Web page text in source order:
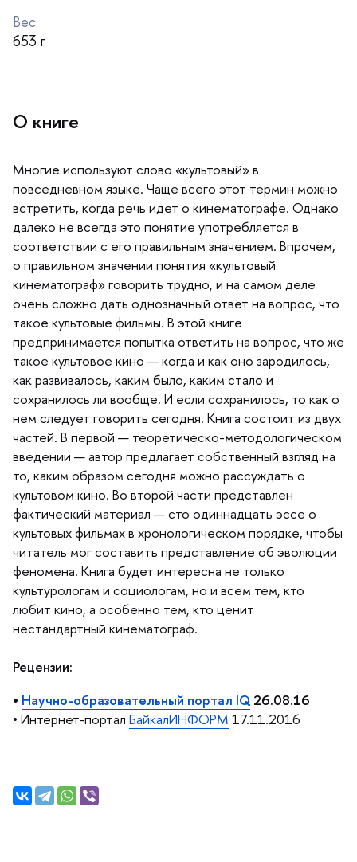
ес
653
О книге
Многие используют слово «культовый»
повседневном языке. Чаще всего этот термин можно
стретить, когда речь идет о кинематографе. Однако
далеко не всегда это понятие употребляется
соответствии с его правильным значением. Впрочем,
о правильном значении понятия «культовый
кинематограф» говорить трудно, и на самом деле
очень сложно дать однозначный ответ на вопрос, что
такое культовые фильмы. В этой книге
предпринимается попытка ответить на вопрос, что же
такое культовое кино — когда и как оно зародилось,
как развивалось, каким было, каким стало и
сохранилось ли вообще. И если сохранилось, то как о
нем следует говорить сегодня. Книга состоит из двух
частей. В первой — теоретическо-методологическом
едении — автор предлагает собственный взгляд на
то, каким образом сегодня можно рассуждать о
культовом кино. Во второй части представлен
фактический материал — сто одиннадцать эссе о
культовых фильмах в хронологическом порядке, чтобы
читатель мог составить представление об эволюции
феномена. Книга будет интересна не только
культурологам и социологам, но и всем тем, кто
любит кино, а особенно тем, кто ценит
нестандартный кинематограф.
Рецензии:
• Научно-образовательный портал IQ 26.08.16
• Интернет-портал БайкалИНФОРМ 17.11.2016